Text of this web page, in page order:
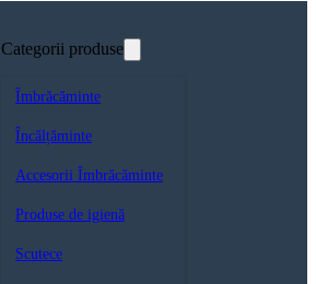
Categorii produse
Îmbrăcăminte
Încălțăminte
Accesorii Îmbrăcăminte
Produse de igienă
Scutece